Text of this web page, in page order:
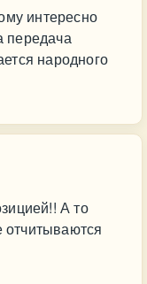
интересно
передача
народного
А то
отчитываются